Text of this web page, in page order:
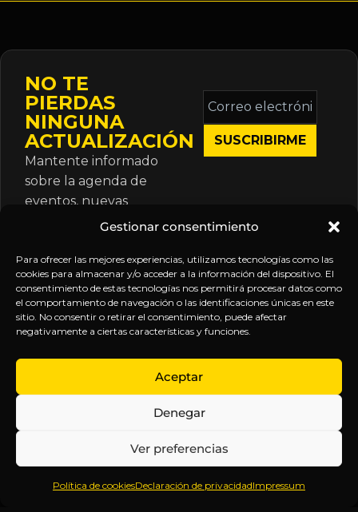
Gestionar consentimiento
Para ofrecer las mejores experiencias, utilizamos tecnologías como las
cookies para almacenar y/o acceder a la información del dispositivo. El
consentimiento de estas tecnologías nos permitirá procesar datos como
el comportamiento de navegación o las identificaciones únicas en este
sitio. No consentir o retirar el consentimiento, puede afectar
negativamente a ciertas características y funciones.
Aceptar
Denegar
Ver preferencias
Política de cookiesDeclaración de privacidadImpressum
NO TE
PIERDAS
NINGUNA
ACTUALIZACIÓN
Mantente informado
sobre la agenda de
eventos, nuevas
publicaciones y
suscripción.
Correo
electrónico
*
Inteligencia
Anticipándonos
EXPLORA
Inicio
Sobre
Contenido
Webinars
LEGAL
Política
de
Términos y
Aviso
SÍGUENOS